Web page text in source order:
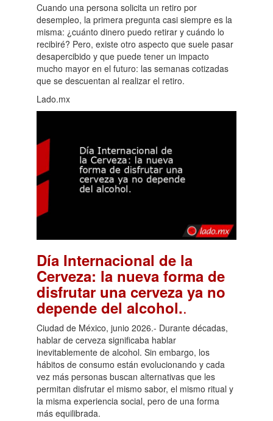
Cuando una persona solicita un retiro por
desempleo, la primera pregunta casi siempre es la
misma: ¿cuánto dinero puedo retirar y cuándo lo
recibiré? Pero, existe otro aspecto que suele pasar
desapercibido y que puede tener un impacto
mucho mayor en el futuro: las semanas cotizadas
que se descuentan al realizar el retiro.
Lado.mx
Día Internacional de la
Cerveza: la nueva forma de
disfrutar una cerveza ya no
depende del alcohol..
Ciudad de México, junio 2026.- Durante décadas,
hablar de cerveza significaba hablar
inevitablemente de alcohol. Sin embargo, los
hábitos de consumo están evolucionando y cada
vez más personas buscan alternativas que les
permitan disfrutar el mismo sabor, el mismo ritual y
la misma experiencia social, pero de una forma
más equilibrada.